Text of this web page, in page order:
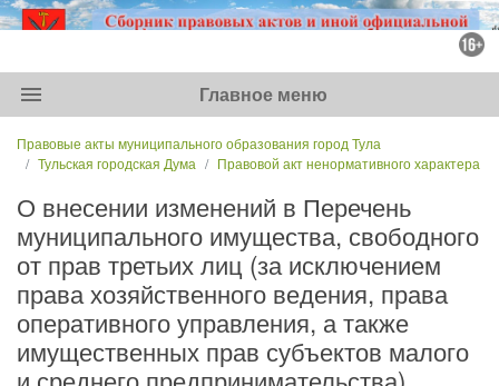
menu Главное меню
Правовые акты муниципального образования город Тула
Тульская городская Дума
Правовой акт ненормативного характера
О внесении изменений в Перечень
муниципального имущества, свободного
от прав третьих лиц (за исключением
права хозяйственного ведения, права
оперативного управления, а также
имущественных прав субъектов малого